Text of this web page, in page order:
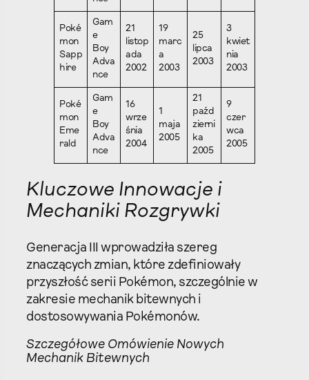
Poké
mon
Sapp
hire
Gam
e
Boy
Adva
nce
21
listop
ada
2002
19
marc
a
2003
25
lipca
2003
3
kwiet
nia
2003
Poké
mon
Eme
rald
Gam
e
Boy
Adva
nce
16
wrze
śnia
2004
1
maja
2005
21
paźd
zierni
ka
2005
9
czer
wca
2005
Kluczowe Innowacje i
Mechaniki Rozgrywki
Generacja III wprowadziła szereg
znaczących zmian, które zdefiniowały
przyszłość serii Pokémon, szczególnie w
zakresie mechanik bitewnych i
dostosowywania Pokémonów.
Szczegółowe Omówienie Nowych
Mechanik Bitewnych